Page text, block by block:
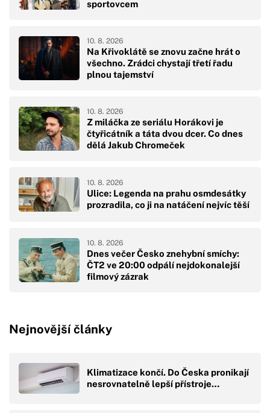
sportovcem
Na Křivoklátě se znovu začne hrát o
všechno. Zrádci chystají třetí řadu
plnou tajemství
10. 8. 2026
Z miláčka ze seriálu Horákovi je
čtyřicátník a táta dvou dcer. Co dnes
dělá Jakub Chromeček
10. 8. 2026
Ulice: Legenda na prahu osmdesátky
prozradila, co ji na natáčení nejvíc těší
10. 8. 2026
Dnes večer Česko znehybní smíchy:
ČT2 ve 20:00 odpálí nejdokonalejší
filmový zázrak
10. 8. 2026
Nejnovější články
Klimatizace končí. Do Česka pronikají
nesrovnatelně lepší přístroje…